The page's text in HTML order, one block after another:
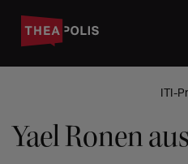
ITI-
Yael Ronen